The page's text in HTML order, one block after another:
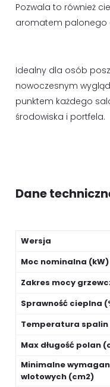
Pozwala to również
aromatem palonego
Idealny dla osób
nowoczesnym
punktem każdego
środowiska i portfela.
Dane
Wersja
Moc nominalna (kW)
Zakres mocy
Sprawność cieplna
Temperatura spalin
Max długość polan
Minimalne
wlotowych (cm2)